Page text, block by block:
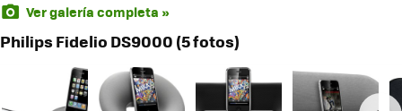
Ver galería completa »
Philips Fidelio DS9000 (5 fotos)